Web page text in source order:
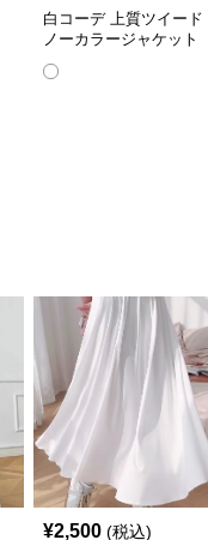
白コーデ 上質ツイード
ノーカラージャケット
¥2,500 (税込)